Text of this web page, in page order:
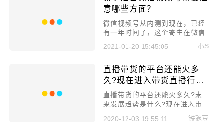
如何才能快速获取流量?我们下
意哪些方面？
​微信视频号从内测到现在，已经
有一年时间了，这个寄生在微信
的视频号，正在悄无声息的进入
大家的生活，这也是微信给与的
就来讲讲：新手运营微信视频号
需要注意哪些方面?
2021-01-20 15:45:05 小S
直播带货的平台还能火多
久?现在进入带货直播行业
晚吗?
直播带货的平台还能火多久?未
来发展趋势是什么?现在进入带
货直播行业晚吗?今儿小编就来
跟你们一一分析。
2020-12-03 19:55:11 铁豌豆